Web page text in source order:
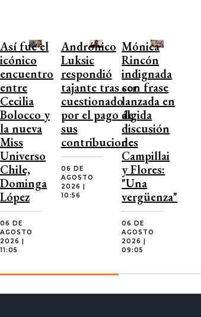
Así fue el
icónico
encuentro
entre
Cecilia
Bolocco y
la nueva
Miss
Universo
Chile,
Dominga
López
06 DE
AGOSTO
2026 |
11:05
Andrónico
Luksic
respondió
tajante tras ser
cuestionado
por el pago de
sus
contribuciones
06 DE
AGOSTO
2026 |
10:56
Mónica
Rincón
indignada
con frase
lanzada en
álgida
discusión
de
Campillai
y Flores:
"Una
vergüenza"
06 DE
AGOSTO
2026 |
09:05